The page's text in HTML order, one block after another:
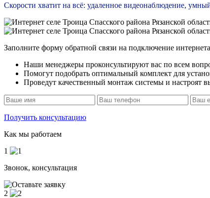
Скорости хватит на всё: удаленное видеонаблюдение,
Заполните форму обратной связи на подключение интернета
Наши менеджеры проконсультируют вас по всем
Помогут подобрать оптимальный комплект для
Проведут качественный монтаж системы и настроят
Получить консультацию
Как мы работаем
1
Звонок, консультация
2